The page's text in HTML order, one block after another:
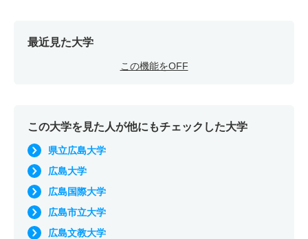
最近見た大学
この機能をOFF
この大学を見た人が他にもチェックした大学
県立広島大学
広島大学
広島国際大学
広島市立大学
広島文教大学